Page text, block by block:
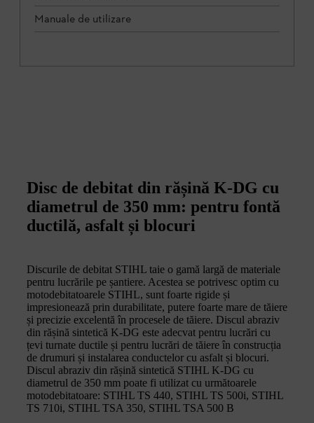
Manuale de utilizare
Disc de debitat din rășină K-DG cu
diametrul de 350 mm: pentru fontă
ductilă, asfalt și blocuri
Discurile de debitat STIHL taie o gamă largă de materiale
pentru lucrările pe șantiere. Acestea se potrivesc optim cu
motodebitatoarele STIHL, sunt foarte rigide și
impresionează prin durabilitate, putere foarte mare de tăiere
și precizie excelentă în procesele de tăiere. Discul abraziv
din rășină sintetică K-DG este adecvat pentru lucrări cu
țevi turnate ductile și pentru lucrări de tăiere în construcția
de drumuri și instalarea conductelor cu asfalt și blocuri.
Discul abraziv din rășină sintetică STIHL K-DG cu
diametrul de 350 mm poate fi utilizat cu următoarele
motodebitatoare: STIHL TS 440, STIHL TS 500i, STIHL
TS 710i, STIHL TSA 350, STIHL TSA 500 B